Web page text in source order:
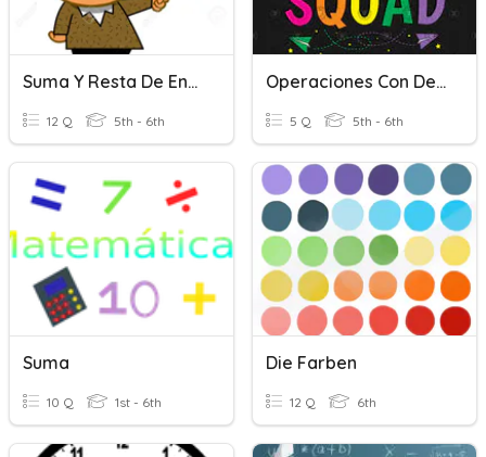
Suma Y Resta De Enteros
12 Q 5th - 6th
Operaciones Con Decimales
5 Q 5th - 6th
Suma
10 Q 1st - 6th
Die Farben
12 Q 6th